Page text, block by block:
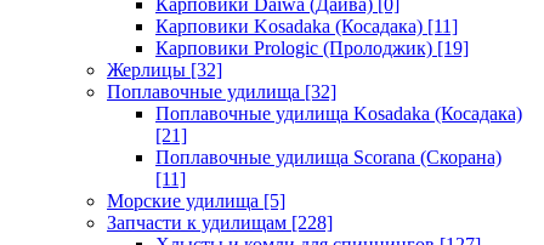
Карповики Daiwa (Дайва) [0]
Карповики Kosadaka (Косадака) [11]
Карповики Prologic (Пролоджик) [19]
Жерлицы [32]
Поплавочные удилища [32]
Поплавочные удилища Kosadaka (Косадака)
[21]
Поплавочные удилища Scorana (Скорана)
[11]
Морские удилища [5]
Запчасти к удилищам [228]